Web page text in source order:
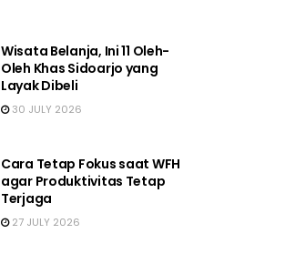
Wisata Belanja, Ini 11 Oleh-
Oleh Khas Sidoarjo yang
Layak Dibeli
30 JULY 2026
Cara Tetap Fokus saat WFH
agar Produktivitas Tetap
Terjaga
27 JULY 2026